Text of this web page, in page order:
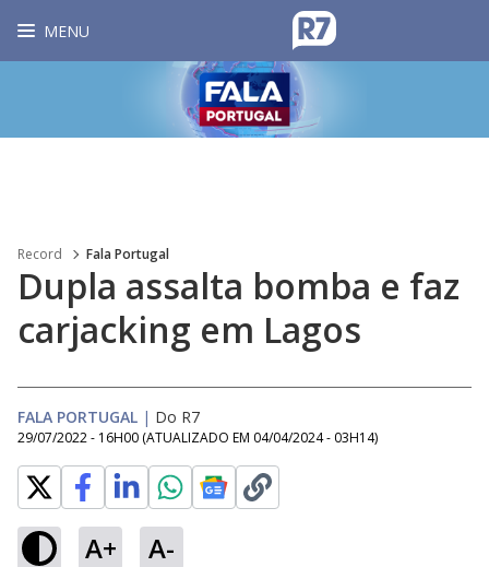
MENU
Record Fala Portugal
Dupla assalta bomba e faz
carjacking em Lagos
FALA PORTUGAL | Do R7
29/07/2022 - 16H00 (ATUALIZADO EM 04/04/2024 - 03H14)
A+ A-